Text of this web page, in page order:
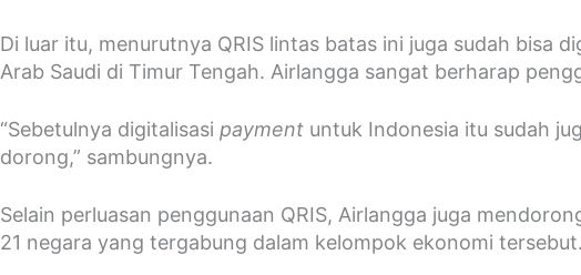
Di luar itu, menurutnya QRIS lintas batas ini juga sudah bisa
Arab Saudi di Timur Tengah. Airlangga sangat berharap
“Sebetulnya digitalisasi payment untuk Indonesia itu sudah
dorong,” sambungnya.
Selain perluasan penggunaan QRIS, Airlangga juga
21 negara yang tergabung dalam kelompok ekonomi tersebut.